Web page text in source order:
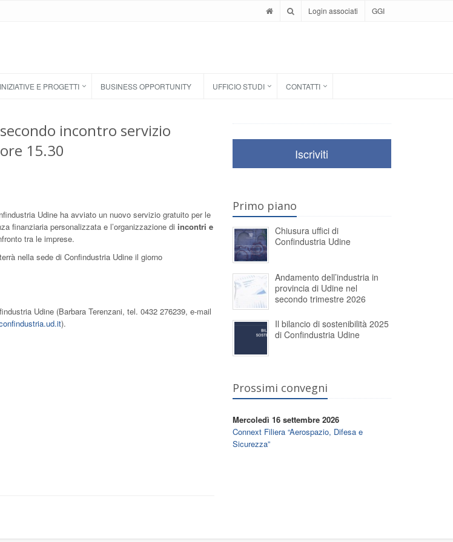
Login associati GGI
INIZIATIVE E PROGETTI BUSINESS OPPORTUNITY UFFICIO STUDI CONTATTI
incontro servizio
15.30
Udine ha avviato un nuovo servizio gratuito per le
finanziaria personalizzata e l’organizzazione di incontri e
tra le imprese.
nella sede di Confindustria Udine il giorno
Udine (Barbara Terenzani, tel. 0432 276239, e-mail
).
Iscriviti
Primo piano
Chiusura uffici di
Confindustria Udine
Andamento dell’industria in
provincia di Udine nel
secondo trimestre 2026
Il bilancio di sostenibilità 2025
di Confindustria Udine
Prossimi convegni
Mercoledì 16 settembre 2026
Connext Filiera “Aerospazio, Difesa e
Sicurezza”